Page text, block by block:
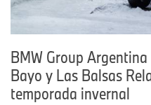
BMW Group
Bayo y Las Balsas
temporada invernal